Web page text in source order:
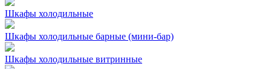
Шкафы холодильные
Шкафы холодильные барные (мини-бар)
Шкафы холодильные витринные